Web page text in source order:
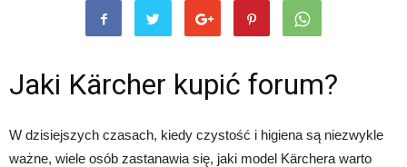
Jaki Kärcher kupić forum?
W dzisiejszych czasach, kiedy czystość i higiena są niezwykle
ważne, wiele osób zastanawia się, jaki model Kärchera warto